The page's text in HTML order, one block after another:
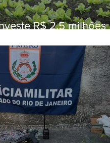
R$ 2,5 milhões
merenda escolar